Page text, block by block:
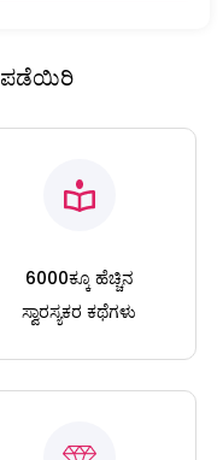
ಪಡೆಯಿರಿ
6000ಕ್ಕೂ ಹೆಚ್ಚಿನ
ಸ್ವಾರಸ್ಯಕರ ಕಥೆಗಳು